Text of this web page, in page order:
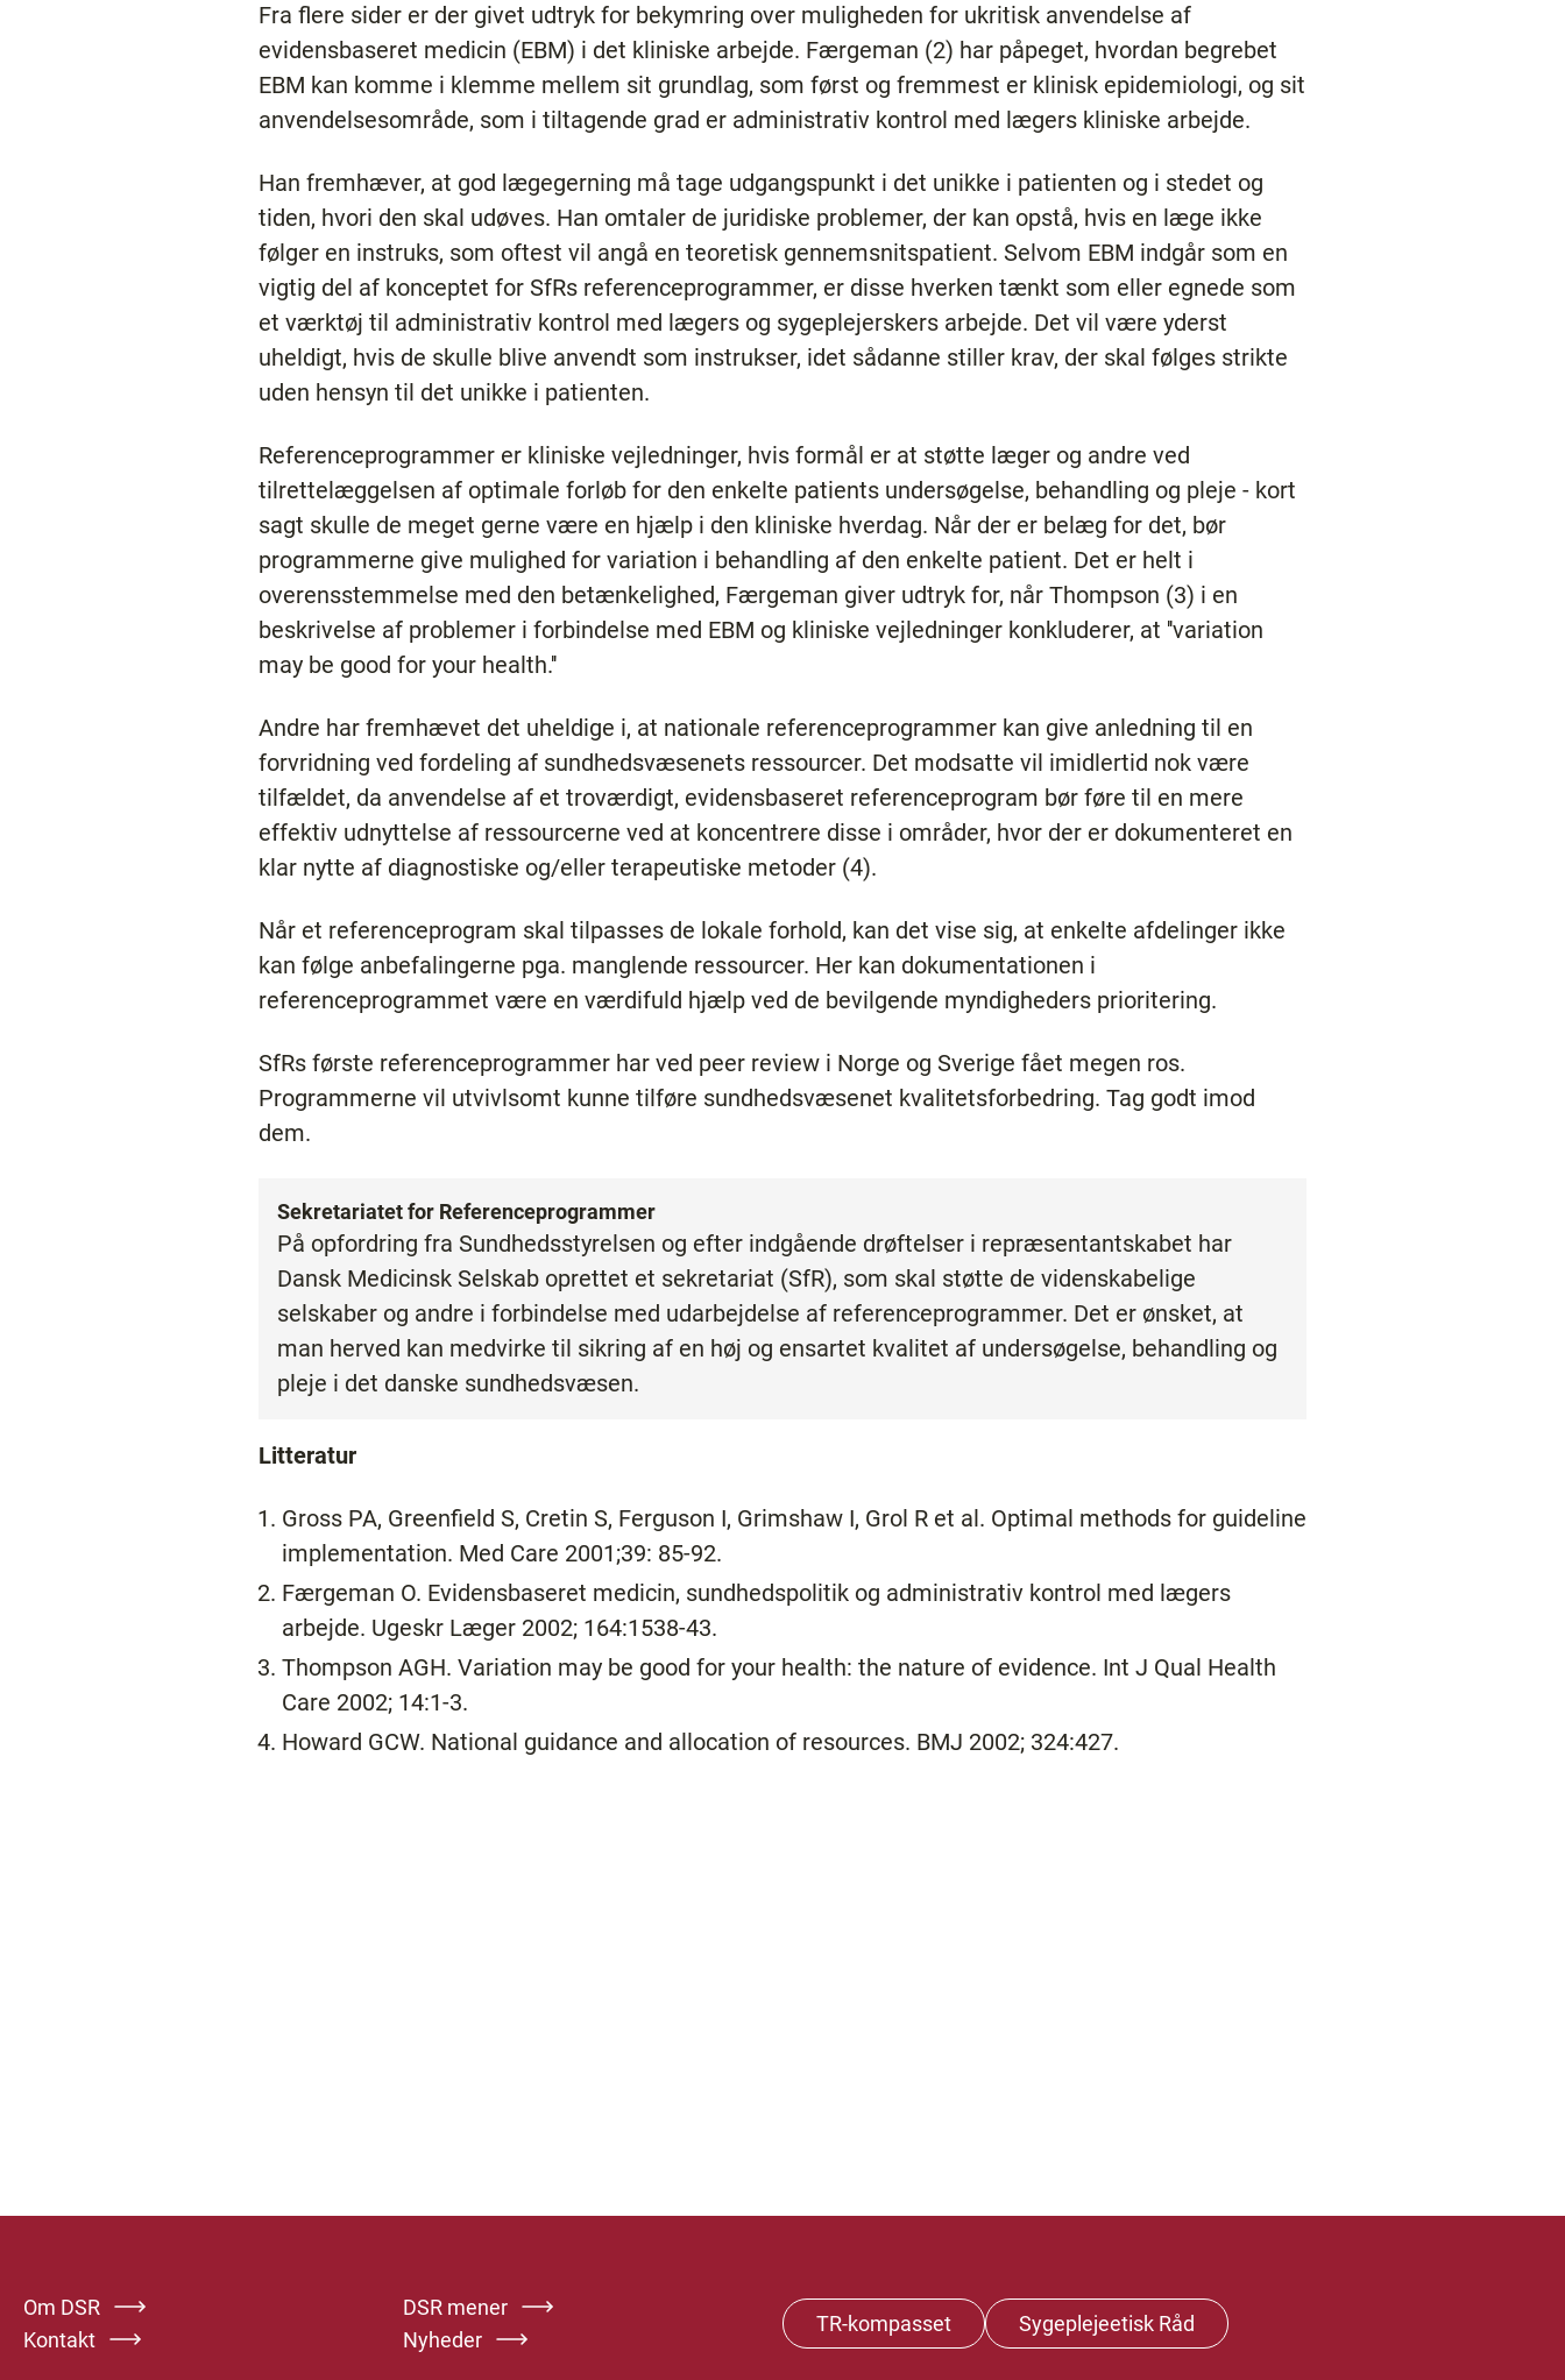
Fra flere sider er der givet udtryk for bekymring over muligheden for ukritisk anvendelse af
evidensbaseret medicin (EBM) i det kliniske arbejde. Færgeman (2) har påpeget, hvordan begrebet
EBM kan komme i klemme mellem sit grundlag, som først og fremmest er klinisk epidemiologi, og sit
anvendelsesområde, som i tiltagende grad er administrativ kontrol med lægers kliniske arbejde.
Han fremhæver, at god lægegerning må tage udgangspunkt i det unikke i patienten og i stedet og
tiden, hvori den skal udøves. Han omtaler de juridiske problemer, der kan opstå, hvis en læge ikke
følger en instruks, som oftest vil angå en teoretisk gennemsnitspatient. Selvom EBM indgår som en
vigtig del af konceptet for SfRs referenceprogrammer, er disse hverken tænkt som eller egnede som
et værktøj til administrativ kontrol med lægers og sygeplejerskers arbejde. Det vil være yderst
uheldigt, hvis de skulle blive anvendt som instrukser, idet sådanne stiller krav, der skal følges strikte
uden hensyn til det unikke i patienten.
Referenceprogrammer er kliniske vejledninger, hvis formål er at støtte læger og andre ved
tilrettelæggelsen af optimale forløb for den enkelte patients undersøgelse, behandling og pleje - kort
sagt skulle de meget gerne være en hjælp i den kliniske hverdag. Når der er belæg for det, bør
programmerne give mulighed for variation i behandling af den enkelte patient. Det er helt i
overensstemmelse med den betænkelighed, Færgeman giver udtryk for, når Thompson (3) i en
beskrivelse af problemer i forbindelse med EBM og kliniske vejledninger konkluderer, at ''variation
may be good for your health.''
Andre har fremhævet det uheldige i, at nationale referenceprogrammer kan give anledning til en
forvridning ved fordeling af sundhedsvæsenets ressourcer. Det modsatte vil imidlertid nok være
tilfældet, da anvendelse af et troværdigt, evidensbaseret referenceprogram bør føre til en mere
effektiv udnyttelse af ressourcerne ved at koncentrere disse i områder, hvor der er dokumenteret en
klar nytte af diagnostiske og/eller terapeutiske metoder (4).
Når et referenceprogram skal tilpasses de lokale forhold, kan det vise sig, at enkelte afdelinger ikke
kan følge anbefalingerne pga. manglende ressourcer. Her kan dokumentationen i
referenceprogrammet være en værdifuld hjælp ved de bevilgende myndigheders prioritering.
SfRs første referenceprogrammer har ved peer review i Norge og Sverige fået megen ros.
Programmerne vil utvivlsomt kunne tilføre sundhedsvæsenet kvalitetsforbedring. Tag godt imod
dem.
Sekretariatet for Referenceprogrammer
På opfordring fra Sundhedsstyrelsen og efter indgående drøftelser i repræsentantskabet har
Dansk Medicinsk Selskab oprettet et sekretariat (SfR), som skal støtte de videnskabelige
selskaber og andre i forbindelse med udarbejdelse af referenceprogrammer. Det er ønsket, at
man herved kan medvirke til sikring af en høj og ensartet kvalitet af undersøgelse, behandling og
pleje i det danske sundhedsvæsen.
Litteratur
Gross PA, Greenfield S, Cretin S, Ferguson I, Grimshaw I, Grol R et al. Optimal methods for guideline
implementation. Med Care 2001;39: 85-92.
Færgeman O. Evidensbaseret medicin, sundhedspolitik og administrativ kontrol med lægers
arbejde. Ugeskr Læger 2002; 164:1538-43.
Thompson AGH. Variation may be good for your health: the nature of evidence. Int J Qual Health
Care 2002; 14:1-3.
Howard GCW. National guidance and allocation of resources. BMJ 2002; 324:427.
Om DSR
DSR mener
Kontakt
Nyheder
TR-kompasset Sygeplejeetisk Råd